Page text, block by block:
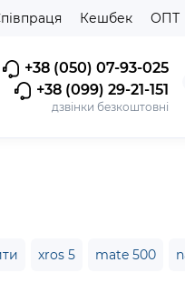
Кешбек ОПТ
+38 (050) 07-93-025
+38 (099) 29-21-151
дзвінки безкоштовні
xros 5 mate 500